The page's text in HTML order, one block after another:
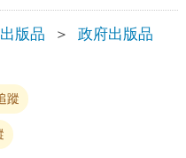
版品 ＞
政府出版品
蹤